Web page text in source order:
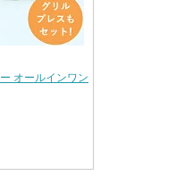
オールインワン オーバルパン